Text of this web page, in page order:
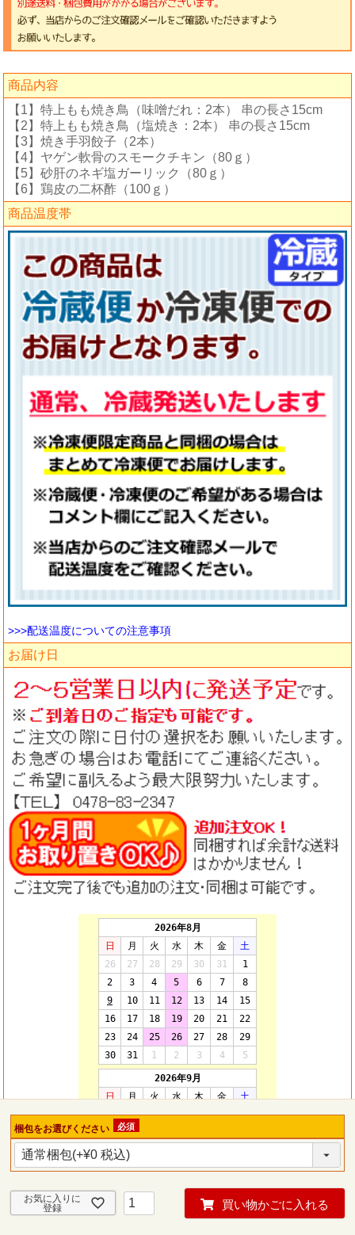
梱包をお選びください
(必
須)
お気に入りに
登録
買い物かごに入れる
商品内容
【1】特上もも焼き鳥（味噌だれ：2本） 串の長さ15cm
【2】特上もも焼き鳥（塩焼き：2本） 串の長さ15cm
【3】焼き手羽餃子（2本）
【4】ヤゲン軟骨のスモークチキン（80ｇ）
【5】砂肝のネギ塩ガーリック（80ｇ）
【6】鶏皮の二杯酢（100ｇ）
商品温度帯
>>>配送温度についての注意事項
お届け日